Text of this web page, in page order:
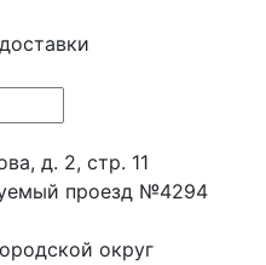
д. 2, стр. 11
проезд №4294
округ